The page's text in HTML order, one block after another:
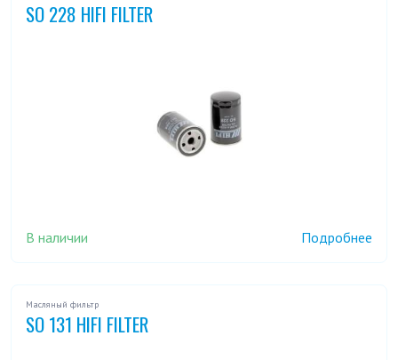
SO 228 HIFI FILTER
В наличии Подробнее
Масляный фильтр
SO 131 HIFI FILTER